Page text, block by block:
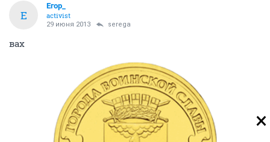
Е
Егор_
activist
29 июня 2013 serega
вах